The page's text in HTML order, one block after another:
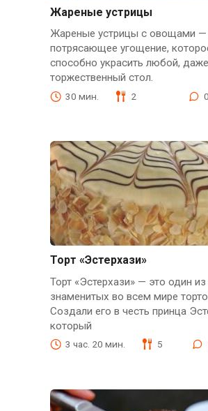
Жареные устрицы
Жареные устрицы с овощами —
потрясающее угощение,
способно украсить любой,
торжественный стол.
30 мин. 2 0
Торт «Эстерхази»
Торт «Эстерхази» — это один
знаменитых во всем мире
Создали его в честь принца
который
3 час. 20 мин. 5